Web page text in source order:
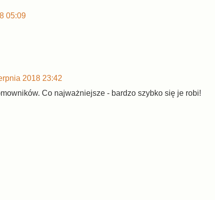
05:09
2018 23:42
Co najważniejsze - bardzo szybko się je robi!